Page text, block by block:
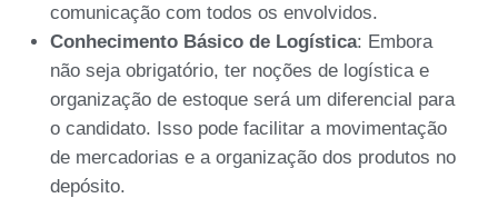
comunicação com todos os envolvidos.
Conhecimento Básico de Logística: Embora
não seja obrigatório, ter noções de logística e
organização de estoque será um diferencial para
o candidato. Isso pode facilitar a movimentação
de mercadorias e a organização dos produtos no
depósito.